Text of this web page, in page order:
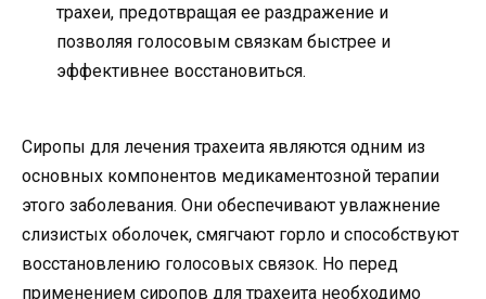
трахеи, предотвращая ее раздражение и
позволяя голосовым связкам быстрее и
эффективнее восстановиться.
Сиропы для лечения трахеита являются одним из
основных компонентов медикаментозной терапии
этого заболевания. Они обеспечивают увлажнение
слизистых оболочек, смягчают горло и способствуют
восстановлению голосовых связок. Но перед
применением сиропов для трахеита необходимо